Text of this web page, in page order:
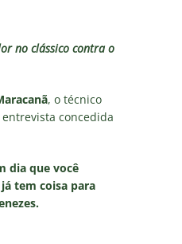
se despede da Copa
Palpites, Odds e
no clássico contra o
, o técnico
concedida
dia que você
tem coisa para